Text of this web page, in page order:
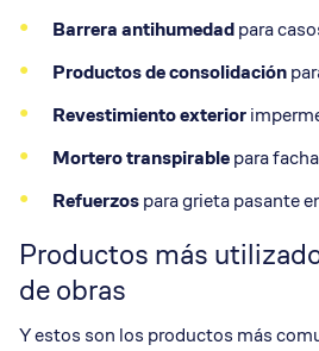
Barrera antihumedadpara
Productos de consolidación
Revestimiento exterior
Mortero transpirablepara
Refuerzospara grieta pasante
Productos más
de obras
Y estos son los productos más